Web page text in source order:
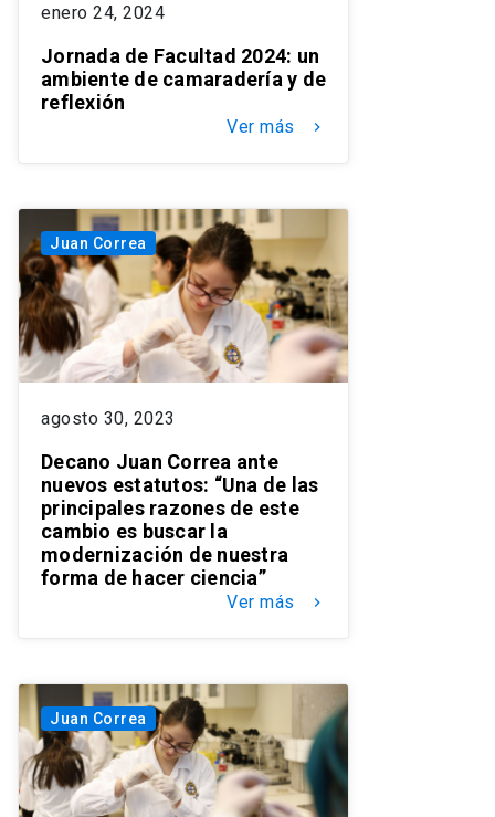
enero 24, 2024
Jornada de Facultad 2024: un
ambiente de camaradería y de
reflexión
Ver más keyboard_arrow_right
Juan Correa
agosto 30, 2023
Decano Juan Correa ante
nuevos estatutos: “Una de las
principales razones de este
cambio es buscar la
modernización de nuestra
forma de hacer ciencia”
Ver más keyboard_arrow_right
Juan Correa